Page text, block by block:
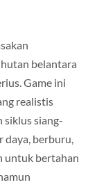
belantara
Game ini
realistis
siklus siang-
daya, berburu,
untuk bertahan